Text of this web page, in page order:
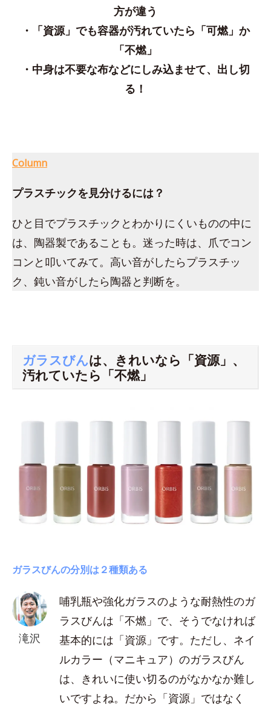
方が違う
・「資源」でも容器が汚れていたら「可燃」か
「不燃」
・中身は不要な布などにしみ込ませて、出し切
る！
Column
プラスチックを見分けるには？
ひと目でプラスチックとわかりにくいものの中に
は、陶器製であることも。迷った時は、爪でコン
コンと叩いてみて。高い音がしたらプラスチッ
ク、鈍い音がしたら陶器と判断を。
ガラスびんは、きれいなら「資源」、
汚れていたら「不燃」
ガラスびんの分別は２種類ある
滝沢
哺乳瓶や強化ガラスのような耐熱性のガ
ラスびんは「不燃」で、そうでなければ
基本的には「資源」です。ただし、ネイ
ルカラー（マニキュア）のガラスびん
は、きれいに使い切るのがなかなか難し
いですよね。だから「資源」ではなく